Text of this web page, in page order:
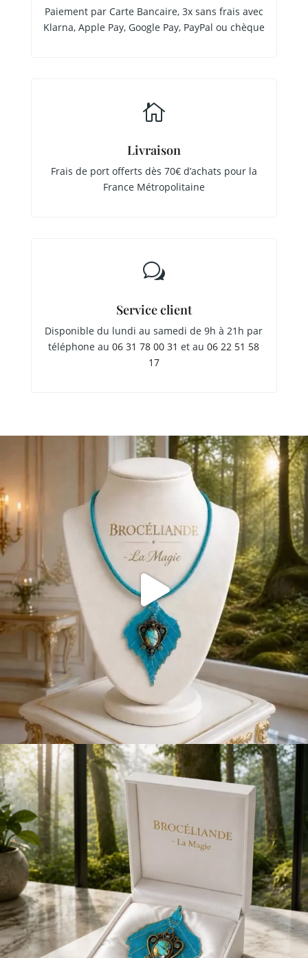
Paiement par Carte Bancaire, 3x sans frais avec
Klarna, Apple Pay, Google Pay, PayPal ou chèque

Livraison
Frais de port offerts dès 70€ d’achats pour la
France Métropolitaine
w
Service client
Disponible du lundi au samedi de 9h à 21h par
téléphone au06 31 78 00 31 et au06 22 51 58
17